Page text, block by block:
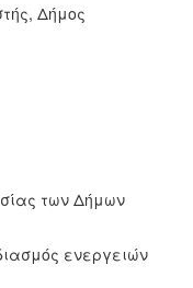
Δήμος
των Δήμων
ενεργειών